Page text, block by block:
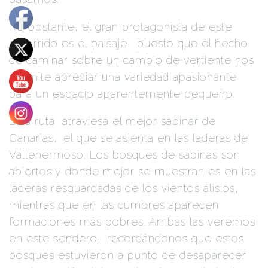
No obstante, el gran protagonista de este
recorrido es el paisaje,
puesto que el hecho
de caminar sobre un cambio de vertiente nos
permite apreciar una variedad apasionante
para un espacio aparentemente pequeño.
Esta ruta
atraviesa el mejor sabinar de
Canarias,
el que se asienta en las laderas de
Vallehermoso. Los bosques de sabinas son
abiertos y donde mejor se muestran es en las
laderas resguardadas de los vientos alisios,
mientras que en las cumbres aparecen
formaciones más pobres. Ambas las veremos
en este sendero,
recordándonos que estos
bosques estuvieron a punto de desaparecer